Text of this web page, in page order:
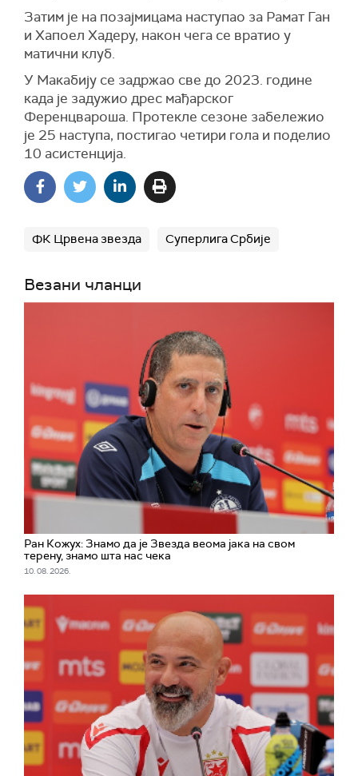
Затим је на позајмицама наступао за Рамат Ган
и Хапоел Хадеру, након чега се вратио у
матични клуб.
У Макабију се задржао све до 2023. године
када је задужио дрес мађарског
Ференцвароша. Протекле сезоне забележио
је 25 наступа, постигао четири гола и поделио
10 асистенција.
ФК Црвена звезда Суперлига Србије
Везани чланци
Ран Кожух: Знамо да је Звезда веома јака на свом
терену, знамо шта нас чека
10. 08. 2026.